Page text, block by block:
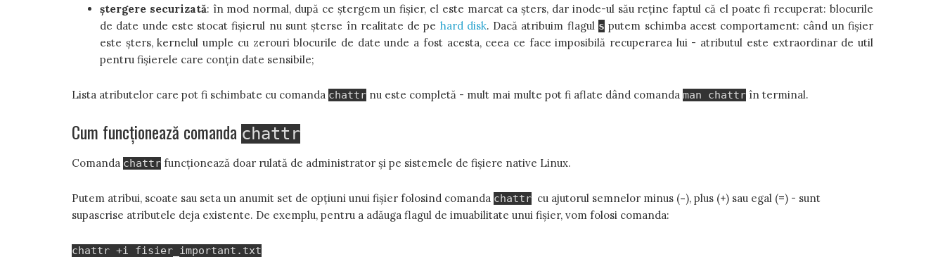
ștergere securizată: în mod normal, după ce ștergem un fișier, el este marcat ca șters, dar inode-ul său reține faptul că el poate fi recuperat: blocurile
de date unde este stocat fișierul nu sunt șterse în realitate de pe hard disk. Dacă atribuim flagul s putem schimba acest comportament: când un fișier
este șters, kernelul umple cu zerouri blocurile de date unde a fost acesta, ceea ce face imposibilă recuperarea lui - atributul este extraordinar de util
pentru fișierele care conțin date sensibile;
Lista atributelor care pot fi schimbate cu comanda chattr nu este completă - mult mai multe pot fi aflate dând comanda man chattr în terminal.
Cum funcționează comanda chattr
Comanda chattr funcționează doar rulată de administrator și pe sistemele de fișiere native Linux.
Putem atribui, scoate sau seta un anumit set de opțiuni unui fișier folosind comanda chattr cu ajutorul semnelor minus (-), plus (+) sau egal (=) - sunt
supascrise atributele deja existente. De exemplu, pentru a adăuga flagul de imuabilitate unui fișier, vom folosi comanda:
chattr +i fisier_important.txt